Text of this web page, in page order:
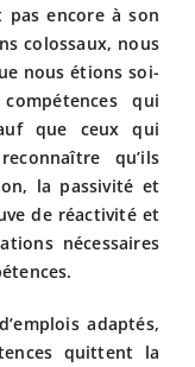
pas encore à son
colossaux, nous
nous étions soi-
qui
que ceux qui
qu’ils
la passivité et
de réactivité et
nécessaires
adaptés,
quittent la